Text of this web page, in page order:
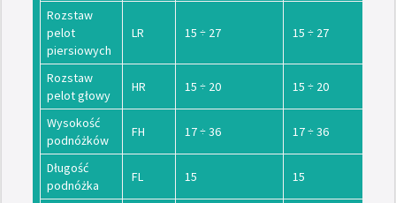
Rozstaw
pelot
piersiowych
LR 15 ÷ 27 15 ÷ 27
Rozstaw
pelot głowy
HR 15 ÷ 20 15 ÷ 20
Wysokość
podnóżków
FH 17 ÷ 36 17 ÷ 36
Długość
podnóżka
FL 15 15